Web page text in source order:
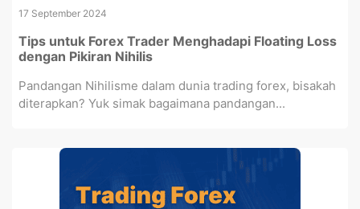
17 September 2024
Tips untuk Forex Trader Menghadapi Floating Loss
dengan Pikiran Nihilis
Pandangan Nihilisme dalam dunia trading forex, bisakah
diterapkan? Yuk simak bagaimana pandangan...